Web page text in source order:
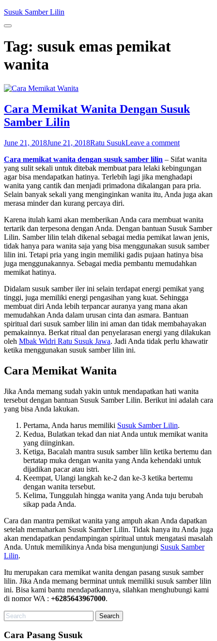
Skip
content
Susuk Samber Lilin
Tag: susuk emas pemikat
wanita
Cara Memikat Wanita Dengan Susuk
Samber Lilin
June 21, 2018June 21, 2018Ratu SusukLeave a comment
Cara memikat wanita dengan susuk samber lilin – Sifat wanita
yang sulit sekali untuk ditebak membuat para lelaki kebingungan
agar bisa mendapatkan hatinya. Terlebih lagi jika menghadapi
wanita yang cantik dan menjadi primadona dikalangan para pria.
Selain banyak sekali yang menginginkan wanita itu, Anda juga akan
merasa minder dan kurang percaya diri.
Karena itulah kami akan memberikan Anda cara membuat wanita
tertarik dan terpesona dengan Anda. Dengan bantuan Susuk Samber
Lilin. Samber lilin telah dikenal sebagai media pemikat lawan jenis,
tidak hanya para wanita saja yang bisa menggunakan susuk samber
lilin ini. Tetapi pria yang ingin memiliki gadis pujaan hatinya bisa
juga menggunakannya. Sebagai media pembantu memudahkan
memikat hatinya.
Didalam susuk samber iler ini selain terdapat energi pemikat yang
tinggi, juga memiliki energi pengasihan yang kuat. Sehingga
membuat diri Anda lebih terpancar auranya yang mana akan
memudahkan Anda dalam urusan cinta dan asmara. Bantuan
spiritual dari susuk samber lilin ini aman dan tidak membahayakan
pemakainnya. Berkat ritual dan penyelarasan energi yang dilakukan
oleh Mbak Widri Ratu Susuk Jawa. Jadi Anda tidak perlu khawatir
ketika menggunakan susuk samber lilin ini.
Cara Memikat Wanita
Jika Anda memang sudah yakin untuk mendapatkan hati wanita
tersebut dengan bantuan Susuk Samber Lilin. Berikut ini adalah cara
yang bisa Anda lakukan.
Pertama, Anda harus memiliki Susuk Samber Lilin.
Kedua, Bulatkan tekad dan niat Anda untuk memikat wanita
yang diinginkan.
Ketiga, Bacalah mantra susuk samber lilin ketika bertemu dan
bertatap muka dengan wanita yang Anda kehendaki untuk
dijadikan pacar atau istri.
Keempat, Ulangi langkah ke-2 dan ke-3 ketika bertemu
dengan wanita tersebut.
Kelima, Tunggulah hingga wanita yang Anda tuju berubah
sikap pada Anda.
Cara dan mantra pemikat wanita yang ampuh akan Anda dapatkan
setelah memaharkan Susuk Samber Lilin. Tidak hanya itu Anda juga
akan mendapatkan pendampingan spiritual untuk mengatasi masalah
Anda. Untuk memilikinya Anda bisa mengunjungi Susuk Samber
Lilin.
Itu merupakan cara memikat wanita dengan pasang susuk samber
lilin. Jika Anda memang berminat untuk memiliki susuk samber lilin
ini. Bisa kami bantu mendapatkannya, silahkan menghubungi kami
di nomor WA : +6285643967000.
Search
for:
Cara Pasang Susuk